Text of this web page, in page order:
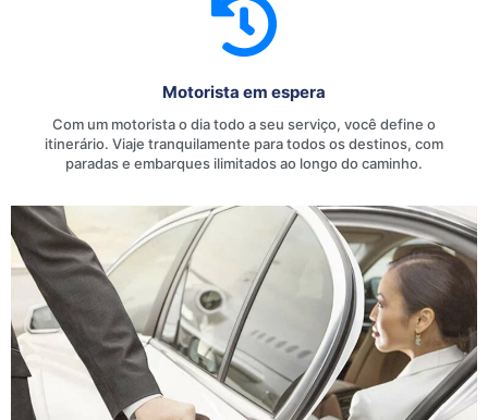
Motorista em espera
Com um motorista o dia todo a seu serviço, você define o
itinerário. Viaje tranquilamente para todos os destinos, com
paradas e embarques ilimitados ao longo do caminho.